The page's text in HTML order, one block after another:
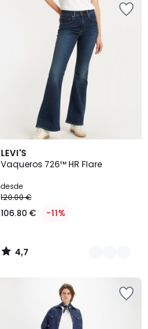
LEVI'S
Vaqueros 726™ HR Flare
desde
120.00 €
106.80 € -11%
4,7
/ 5
2
Colores
4,7
/